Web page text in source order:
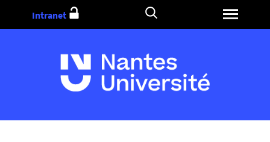
Aller
Intranet